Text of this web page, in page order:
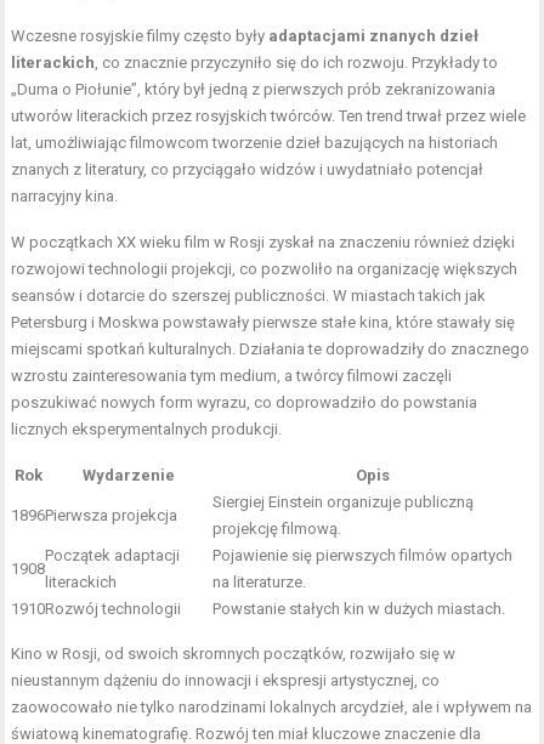
Wczesne rosyjskie filmy często były adaptacjami znanych dzieł
literackich , co znacznie przyczyniło się do ich rozwoju. Przykłady to
„Duma o Piołunie”, który był jedną z pierwszych prób zekranizowania
utworów literackich przez rosyjskich twórców. Ten trend trwał przez wiele
lat, umożliwiając filmowcom tworzenie dzieł bazujących na historiach
znanych z literatury, co przyciągało widzów i uwydatniało potencjał
narracyjny kina.
W początkach XX wieku film w Rosji zyskał na znaczeniu również dzięki
rozwojowi technologii projekcji, co pozwoliło na organizację większych
seansów i dotarcie do szerszej publiczności. W miastach takich jak
Petersburg i Moskwa powstawały pierwsze stałe kina, które stawały się
miejscami spotkań kulturalnych. Działania te doprowadziły do znacznego
wzrostu zainteresowania tym medium, a twórcy filmowi zaczęli
poszukiwać nowych form wyrazu, co doprowadziło do powstania
licznych eksperymentalnych produkcji.
Rok Wydarzenie Opis
1896Pierwsza projekcja
Siergiej Einstein organizuje publiczną
projekcję filmową.
1908
Początek adaptacji
literackich
Pojawienie się pierwszych filmów opartych
na literaturze.
1910Rozwój technologii Powstanie stałych kin w dużych miastach.
Kino w Rosji, od swoich skromnych początków, rozwijało się w
nieustannym dążeniu do innowacji i ekspresji artystycznej, co
zaowocowało nie tylko narodzinami lokalnych arcydzieł, ale i wpływem na
światową kinematografię. Rozwój ten miał kluczowe znaczenie dla